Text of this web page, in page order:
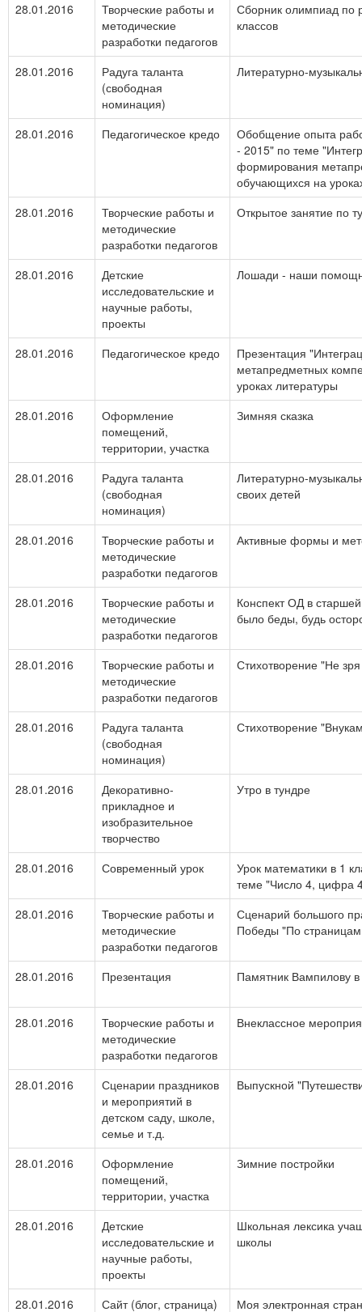
28.01.2016
Творческие работы и
методические
разработки педагогов
Сборник олимпиад по
классов
28.01.2016
Радуга таланта
(свободная
номинация)
Литературно-
28.01.2016 Педагогическое кредо
Обобщение опыта
- 2015" по теме
формирования
обучающихся на
28.01.2016
Творческие работы и
методические
разработки педагогов
Открытое занятие по
28.01.2016
Детские
исследовательские и
научные работы,
проекты
Лошади - наши
28.01.2016 Педагогическое кредо
Презентация
метапредметных
уроках литературы
28.01.2016
Оформление
помещений,
территории, участка
Зимняя сказка
28.01.2016
Радуга таланта
(свободная
номинация)
Литературно-
своих детей
28.01.2016
Творческие работы и
методические
разработки педагогов
Активные формы и
28.01.2016
Творческие работы и
методические
разработки педагогов
Конспект ОД в
было беды, будь
28.01.2016
Творческие работы и
методические
разработки педагогов
Стихотворение "Не зря
28.01.2016
Радуга таланта
(свободная
номинация)
Стихотворение
28.01.2016
Декоративно-
прикладное и
изобразительное
творчество
Утро в тундре
28.01.2016 Современный урок
Урок математики в 1
теме "Число 4, цифра
28.01.2016
Творческие работы и
методические
разработки педагогов
Сценарий большого
Победы "По
28.01.2016 Презентация Памятник Вампилову в
28.01.2016
Творческие работы и
методические
разработки педагогов
Внеклассное
28.01.2016
Сценарии праздников
и мероприятий в
детском саду, школе,
семье и т.д.
Выпускной
28.01.2016
Оформление
помещений,
территории, участка
Зимние постройки
28.01.2016
Детские
исследовательские и
научные работы,
проекты
Школьная лексика
школы
28.01.2016 Сайт (блог, страница) Моя электронная